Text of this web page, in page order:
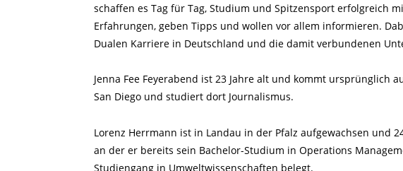
schaffen es Tag für Tag, Studium und Spitzensport erfolgreich
Erfahrungen, geben Tipps und wollen vor allem informieren.
Dualen Karriere in Deutschland und die damit verbundenen
Jenna Fee Feyerabend ist 23 Jahre alt und kommt ursprünglich
San Diego und studiert dort Journalismus.
Lorenz Herrmann ist in Landau in der Pfalz aufgewachsen und
an der er bereits sein Bachelor-Studium in Operations
Studiengang in Umweltwissenschaften belegt.